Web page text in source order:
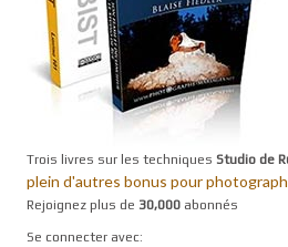
Trois livres sur les techniques Studio de
plein d'autres bonus pour
Rejoignez plus de 30,000 abonnés
Se connecter avec: